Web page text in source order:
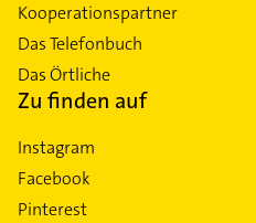
Kooperationspartner
Das Telefonbuch
Das Örtliche
Zu finden auf
Instagram
Facebook
Pinterest